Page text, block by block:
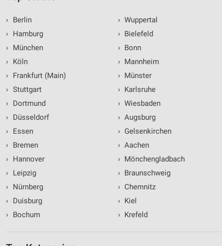
›
Berlin
›
Hamburg
›
München
›
Köln
›
Frankfurt (Main)
› Stuttgart
›
Dortmund
›
Düsseldorf
›
Essen
›
Bremen
›
Hannover
›
Leipzig
›
Nürnberg
›
Duisburg
›
Bochum
› Wuppertal
› Bielefeld
› Bonn
› Mannheim
› Münster
› Karlsruhe
› Wiesbaden
› Augsburg
› Gelsenkirchen
› Aachen
› Mönchengladbach
› Braunschweig
› Chemnitz
› Kiel
› Krefeld